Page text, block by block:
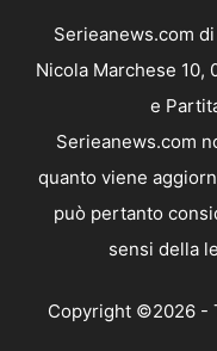
Serieanews.com
Nicola Marchese 10,
e
Serieanews.com
quanto viene
può pertanto
sensi della
Copyright ©2026 -